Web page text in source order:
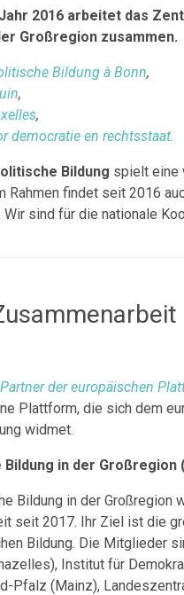
2016 arbeitet das
Großregion zusammen.
Bildung à Bonn,
,
,
democratie en rechtsstaat.
Bildung spielt eine
Rahmen findet seit 2016
sind für die nationale
der europäischen
Plattform, die sich dem
widmet.
in der Großregion
Bildung in der Großregion
seit 2017. Ihr Ziel ist die
Bildung. Die Mitglieder
Institut für
Pfalz (Mainz),